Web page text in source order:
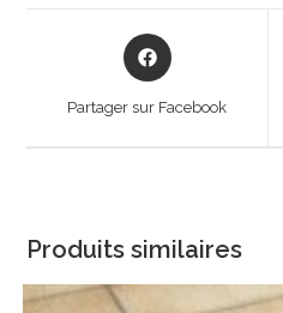
Opens
in
Partager sur Facebook
Produits similaires